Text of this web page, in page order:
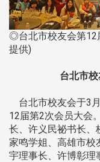
◎台北市校友会第12
提供)
台北市
台北市校友会于3
12届第2次会员大会
长、许义民祕书长、
家鸣学姐、高雄市校
宇理事长、许博彰理